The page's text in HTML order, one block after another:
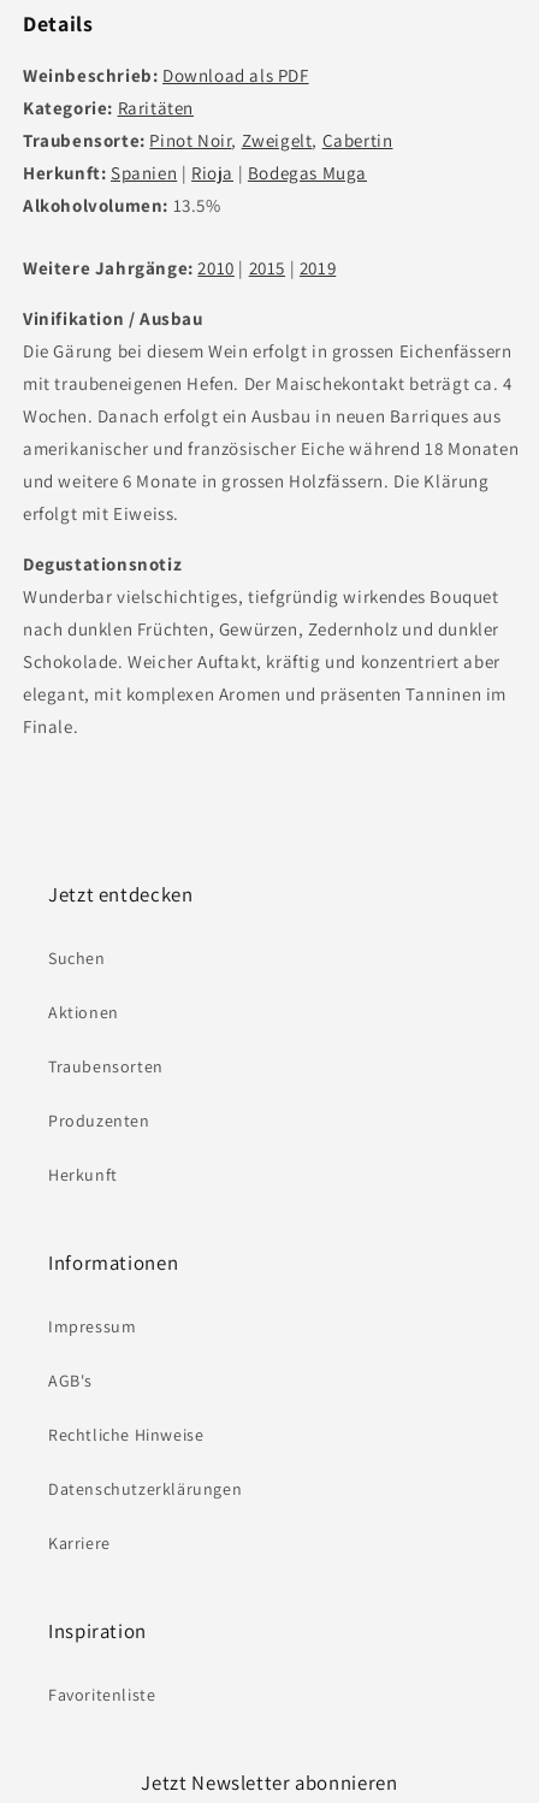
Details
Weinbeschrieb: Download als PDF
Kategorie: Raritäten
Traubensorte: Pinot Noir, Zweigelt, Cabertin
Herkunft: Spanien | Rioja | Bodegas Muga
Alkoholvolumen: 13.5%
Weitere Jahrgänge:2010 | 2015 | 2019
Vinifikation / Ausbau
Die Gärung bei diesem Wein erfolgt in grossen Eichenfässern
mit traubeneigenen Hefen. Der Maischekontakt beträgt ca. 4
Wochen. Danach erfolgt ein Ausbau in neuen Barriques aus
amerikanischer und französischer Eiche während 18 Monaten
und weitere 6 Monate in grossen Holzfässern. Die Klärung
erfolgt mit Eiweiss.
Degustationsnotiz
Wunderbar vielschichtiges, tiefgründig wirkendes Bouquet
nach dunklen Früchten, Gewürzen, Zedernholz und dunkler
Schokolade. Weicher Auftakt, kräftig und konzentriert aber
elegant, mit komplexen Aromen und präsenten Tanninen im
Finale.
Jetzt entdecken
Suchen
Aktionen
Traubensorten
Produzenten
Herkunft
Informationen
Impressum
AGB's
Rechtliche Hinweise
Datenschutzerklärungen
Karriere
Inspiration
Favoritenliste
Jetzt Newsletter abonnieren